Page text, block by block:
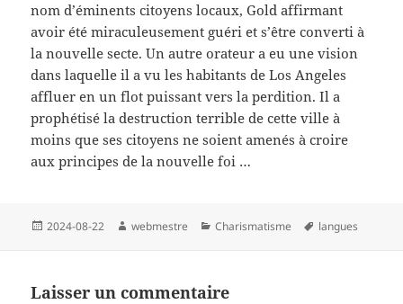
nom d’éminents citoyens locaux, Gold affirmant
avoir été miraculeusement guéri et s’être converti à
la nouvelle secte. Un autre orateur a eu une vision
dans laquelle il a vu les habitants de Los Angeles
affluer en un flot puissant vers la perdition. Il a
prophétisé la destruction terrible de cette ville à
moins que ses citoyens ne soient amenés à croire
aux principes de la nouvelle foi …
Publié
2024-08-22 Auteur
webmestre Catégories
Charismatisme
Mots-
langues
Laisser un commentaire